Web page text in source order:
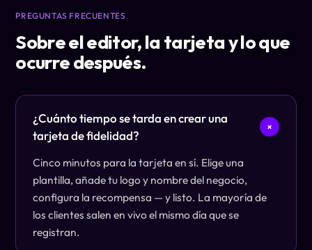
PREGUNTAS FRECUENTES
Sobre el editor, la tarjeta y lo que
ocurre después.
¿Cuánto tiempo se tarda en crear una
tarjeta de fidelidad?
+
Cinco minutos para la tarjeta en sí. Elige una
plantilla, añade tu logo y nombre del negocio,
configura la recompensa — y listo. La mayoría de
los clientes salen en vivo el mismo día que se
registran.